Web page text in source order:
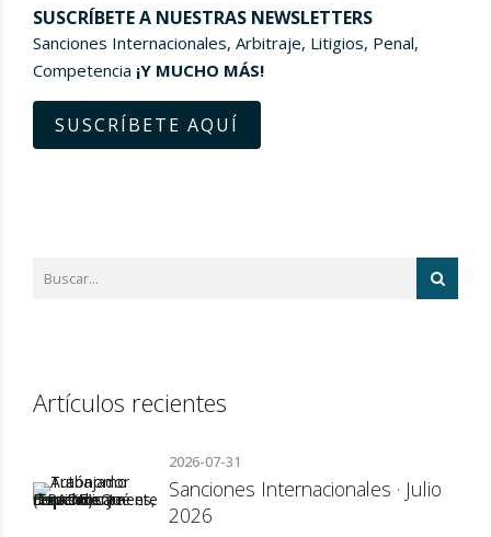
SUSCRÍBETE A NUESTRAS NEWSLETTERS
Sanciones Internacionales, Arbitraje, Litigios, Penal,
Competencia ¡Y MUCHO MÁS!
SUSCRÍBETE AQUÍ
Artículos recientes
2026-07-31
Sanciones Internacionales · Julio
2026